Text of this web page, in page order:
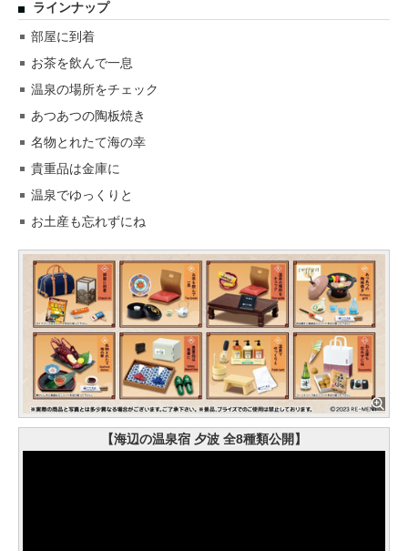
ラインナップ
部屋に到着
お茶を飲んで一息
温泉の場所をチェック
あつあつの陶板焼き
名物とれたて海の幸
貴重品は金庫に
温泉でゆっくりと
お土産も忘れずにね
【海辺の温泉宿 夕波 全8種類公開】